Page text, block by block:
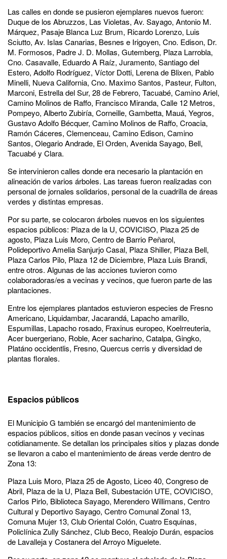
Las calles en donde se pusieron ejemplares nuevos fueron:
Duque de los Abruzzos, Las Violetas, Av. Sayago, Antonio M.
Márquez, Pasaje Blanca Luz Brum, Ricardo Lorenzo, Luis
Sciutto, Av. Islas Canarias, Besnes e Irigoyen, Cno. Edison, Dr.
M. Formosos, Padre J. D. Mollas, Gutemberg, Plaza Larrobla,
Cno. Casavalle, Eduardo A Raíz, Juramento, Santiago del
Estero, Adolfo Rodríguez, Víctor Dotti, Lerena de Blixen, Pablo
Minelli, Nueva California, Cno. Maximo Santos, Pasteur, Fulton,
Marconi, Estrella del Sur, 28 de Febrero, Tacuabé, Camino Ariel,
Camino Molinos de Raffo, Francisco Miranda, Calle 12 Metros,
Pompeyo, Alberto Zubiría, Corneille, Gambetta, Mauá, Yegros,
Gustavo Adolfo Bécquer, Camino Molinos de Raffo, Croacia,
Ramón Cáceres, Clemenceau, Camino Edison, Camino
Santos, Olegario Andrade, El Orden, Avenida Sayago, Bell,
Tacuabé y Clara.
Se intervinieron calles donde era necesario la plantación en
alineación de varios árboles. Las tareas fueron realizadas con
personal de jornales solidarios, personal de la cuadrilla de áreas
verdes y distintas empresas.
Por su parte, se colocaron árboles nuevos en los siguientes
espacios públicos: Plaza de la U, COVICISO, Plaza 25 de
agosto, Plaza Luis Moro, Centro de Barrio Peñarol,
Polideportivo Amelia Sanjurjo Casal, Plaza Shiller, Plaza Bell,
Plaza Carlos Pilo, Plaza 12 de Diciembre, Plaza Luis Brandi,
entre otros. Algunas de las acciones tuvieron como
colaboradoras/es a vecinas y vecinos, que fueron parte de las
plantaciones.
Entre los ejemplares plantados estuvieron especies de Fresno
Americano, Liquidambar, Jacarandá, Lapacho amarillo,
Espumillas, Lapacho rosado, Fraxinus europeo, Koelrreuteria,
Acer buergeriano, Roble, Acer sacharino, Catalpa, Gingko,
Platáno occidentlis, Fresno, Quercus cerris y diversidad de
plantas florales.
Espacios públicos
El Municipio G también se encargó del mantenimiento de
espacios públicos, sitios en donde pasan vecinos y vecinas
cotidianamente. Se detallan los principales sitios y plazas donde
se llevaron a cabo el mantenimiento de áreas verde dentro de
Zona 13:
Plaza Luis Moro, Plaza 25 de Agosto, Liceo 40, Congreso de
Abril, Plaza de la U, Plaza Bell, Subestación UTE, COVICISO,
Carlos Pirlo, Biblioteca Sayago, Merendero Willimans, Centro
Cultural y Deportivo Sayago, Centro Comunal Zonal 13,
Comuna Mujer 13, Club Oriental Colón, Cuatro Esquinas,
Policlínica Zully Sánchez, Club Beco, Realojo Durán, espacios
de Lavalleja y Costanera del Arroyo Miguelete.